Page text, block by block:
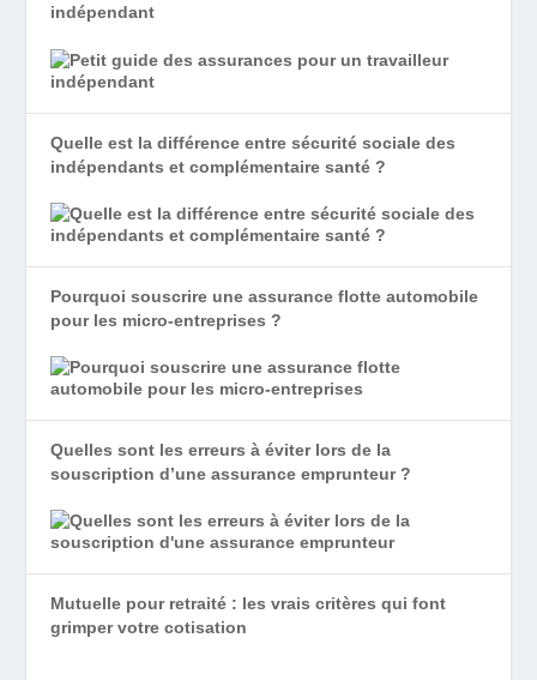
indépendant
Quelle est la différence entre sécurité sociale des
indépendants et complémentaire santé ?
Pourquoi souscrire une assurance flotte automobile
pour les micro-entreprises ?
Quelles sont les erreurs à éviter lors de la
souscription d’une assurance emprunteur ?
Mutuelle pour retraité : les vrais critères qui font
grimper votre cotisation